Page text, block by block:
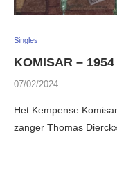
Singles
KOMISAR – 1954
07/02/2024
Het Kempense
zanger Thomas